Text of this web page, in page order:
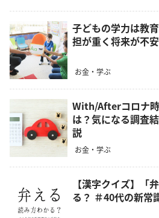
子どもの学力は教
担が重く将来が不
お金・学ぶ
With/Afterコロナ
は？気になる調査
説
お金・学ぶ
【漢字クイズ】「
る？ ＃40代の新常